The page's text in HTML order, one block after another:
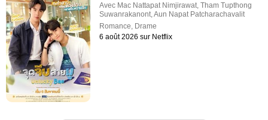
Avec Mac Nattapat Nimjirawat,Tham Tupthong
Suwanrakanont,Aun Napat Patcharachavalit
Romance, Drame
6 août 2026 sur Netflix